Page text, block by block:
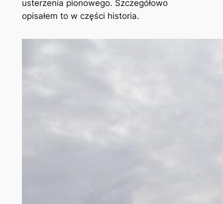
usterzenia pionowego. Szczegółowo
opisałem to w części historia.